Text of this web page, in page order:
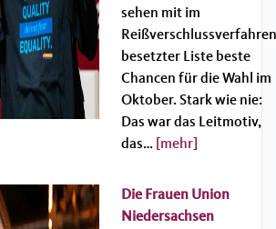
sehen mit im
Reißverschlussverfahren
besetzter Liste beste
Chancen für die Wahl im
Oktober. Stark wie nie:
Das war das Leitmotiv,
das… [mehr]
Die Frauen Union
Niedersachsen